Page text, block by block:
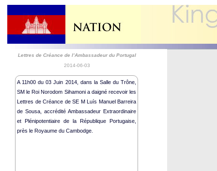
Lettres de Créance de l’Ambassadeur du Portugal
2014-06-03
A 11h00 du 03 Juin 2014, dans la Salle du Trône,
SM le Roi Norodom Sihamoni a daigné recevoir les
Lettres de Créance de SE M Luís Manuel Barreira
de Sousa, accrédité Ambassadeur Extraordinaire
et Plénipotentiaire de la République Portugaise,
près le Royaume du Cambodge.